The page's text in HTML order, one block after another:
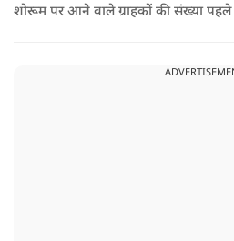
शोरूम पर आने वाले ग्राहकों की संख्या